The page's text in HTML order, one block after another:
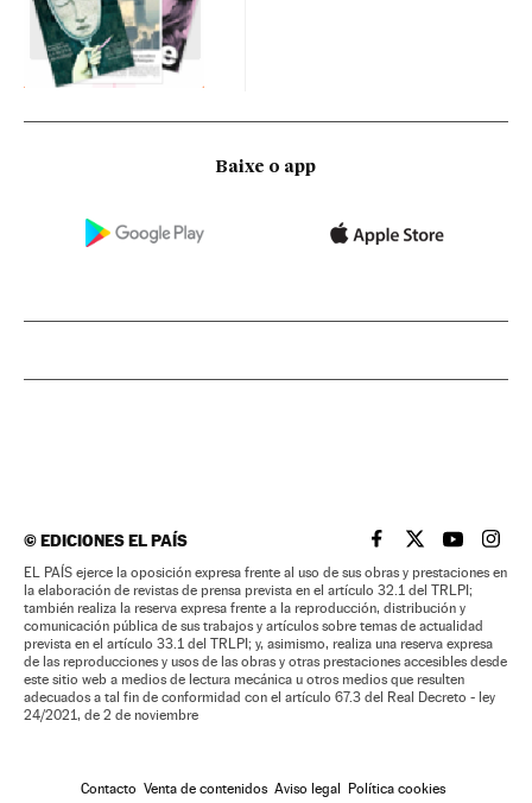
Baixe o app
©EDICIONES EL PAÍS EL PAÍS BRASIL EN
EL PAÍSEL PAÍS
EL
EL PAÍS ejerce la oposición expresa frente al uso de sus obras y prestaciones en
la elaboración de revistas de prensa prevista en el artículo 32.1 del TRLPI;
también realiza la reserva expresa frente a la reproducción, distribución y
comunicación pública de sus trabajos y artículos sobre temas de actualidad
prevista en el artículo 33.1 del TRLPI; y, asimismo, realiza una reserva expresa
de las reproducciones y usos de las obras y otras prestaciones accesibles desde
este sitio web a medios de lectura mecánica u otros medios que resulten
adecuados a tal fin de conformidad con el artículo 67.3 del Real Decreto - ley
24/2021, de 2 de noviembre
Contacto Venta de contenidos Aviso legal Política cookies